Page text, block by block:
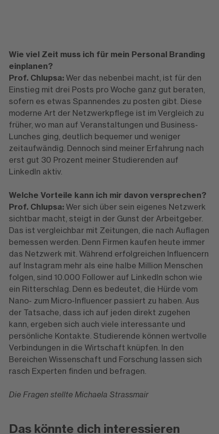
Wie viel Zeit muss ich für mein Personal Branding
einplanen?
Prof. Chlupsa: Wer das nebenbei macht, ist für den
Einstieg mit drei Posts pro Woche ganz gut beraten,
sofern es etwas Spannendes zu posten gibt. Diese
moderne Art der Netzwerkpflege ist im Vergleich zu
früher, wo man auf Veranstaltungen und Business-
Lunches ging, deutlich bequemer und weniger
zeitaufwändig. Dennoch sind meiner Erfahrung nach
erst gut 30 Prozent meiner Studierenden auf
LinkedIn aktiv.
Welche Vorteile kann ich mir davon versprechen?
Prof. Chlupsa: Wer sich über sein eigenes Netzwerk
sichtbar macht, steigt in der Gunst der Arbeitgeber.
Das ist vergleichbar mit Zeitungen, die nach Auflagen
bemessen werden. Denn Firmen kaufen heute immer
das Netzwerk mit. Während erfolgreichen Influencern
auf Instagram mehr als eine halbe Million Menschen
folgen, sind 10.000 Follower auf LinkedIn schon wie
ein Ritterschlag. Denn es bedeutet, die Hürde vom
Nano- zum Micro-Influencer passiert zu haben. Aus
der Tatsache, dass ich auf jeden direkt zugehen
kann, ergeben sich auch viele interessante und
persönliche Kontakte. Studierende können wertvolle
Verbindungen in die Wirtschaft knüpfen. In den
Bereichen Wissenschaft und Forschung lassen sich
rasch Experten finden und befragen.
Die Fragen stellte Michaela Strassmair
Das könnte dich interessieren